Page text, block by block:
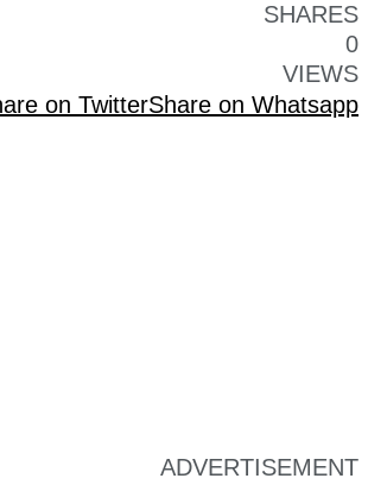
SHARES
0
VIEWS
on TwitterShare on Whatsapp
ADVERTISEMENT